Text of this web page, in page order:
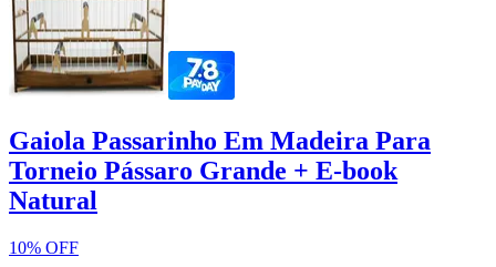
Gaiola Passarinho Em Madeira Para
Torneio Pássaro Grande + E-book
Natural
10% OFF